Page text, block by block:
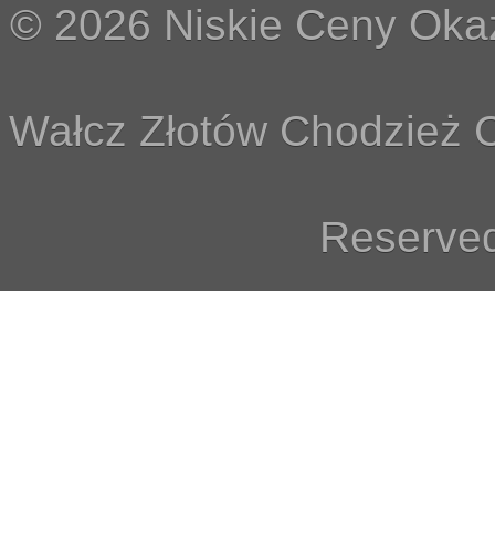
© 2026 Niskie Ceny
Wałcz Złotów